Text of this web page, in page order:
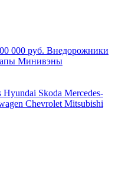
000 руб. Внедорожники
Минивэны
Hyundai Skoda Mercedes-
Chevrolet Mitsubishi